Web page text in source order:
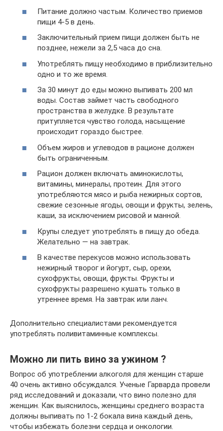
Питание должно частым. Количество приемов
пищи 4-5 в день.
Заключительный прием пищи должен быть не
позднее, нежели за 2,5 часа до сна.
Употреблять пищу необходимо в приблизительно
одно и то же время.
За 30 минут до еды можно выпивать 200 мл
воды. Состав займет часть свободного
пространства в желудке. В результате
притупляется чувство голода, насыщение
происходит гораздо быстрее.
Объем жиров и углеводов в рационе должен
быть ограниченным.
Рацион должен включать аминокислоты,
витамины, минералы, протеин. Для этого
употребляются мясо и рыба нежирных сортов,
свежие сезонные ягоды, овощи и фрукты, зелень,
каши, за исключением рисовой и манной.
Крупы следует употреблять в пищу до обеда.
Желательно — на завтрак.
В качестве перекусов можно использовать
нежирный творог и йогурт, сыр, орехи,
сухофрукты, овощи, фрукты. Фрукты и
сухофрукты разрешено кушать только в
утреннее время. На завтрак или ланч.
Дополнительно специалистами рекомендуется
употреблять поливитаминные комплексы.
Можно ли пить вино за ужином ?
Вопрос об употреблении алкоголя для женщин старше
40 очень активно обсуждался. Ученые Гарварда провели
ряд исследований и доказали, что вино полезно для
женщин. Как выяснилось, женщины среднего возраста
должны выпивать по 1-2 бокала вина каждый день,
чтобы избежать болезни сердца и онкологии.